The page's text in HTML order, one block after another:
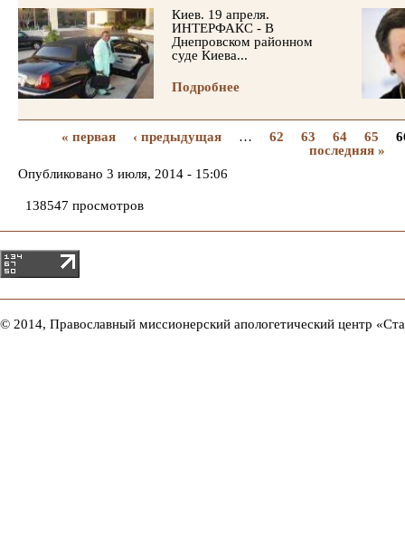
Киев. 19 апреля.
ИНТЕРФАКС - В
Днепровском районном
суде Киева...
Подробнее
« первая ‹ предыдущая … 62 63 64 65
последняя »
Опубликовано 3 июля, 2014 - 15:06
138547 просмотров
© 2014, Православный миссионерский апологетический центр